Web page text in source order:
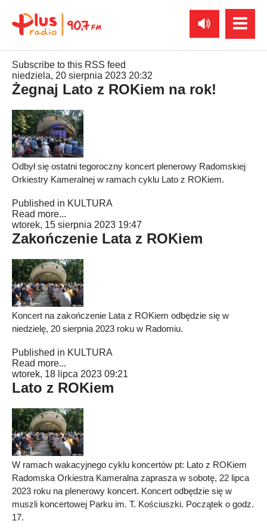
Subscribe to this RSS feed
niedziela, 20 sierpnia 2023 20:32
Żegnaj Lato z ROKiem na rok!
Odbył się ostatni tegoroczny koncert plenerowy Radomskiej
Orkiestry Kameralnej w ramach cyklu Lato z ROKiem.
Published in KULTURA
Read more...
wtorek, 15 sierpnia 2023 19:47
Zakończenie Lata z ROKiem
Koncert na zakończenie Lata z ROKiem odbędzie się w
niedzielę, 20 sierpnia 2023 roku w Radomiu.
Published in KULTURA
Read more...
wtorek, 18 lipca 2023 09:21
Lato z ROKiem
W ramach wakacyjnego cyklu koncertów pt: Lato z ROKiem
Radomska Orkiestra Kameralna zaprasza w sobotę, 22 lipca
2023 roku na plenerowy koncert. Koncert odbędzie się w
muszli koncertowej Parku im. T. Kościuszki. Początek o godz.
17.